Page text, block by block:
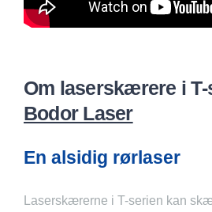
Om laserskærere i
Bodor Laser
En alsidig rørlaser
Laserskærerne i T-serien kan